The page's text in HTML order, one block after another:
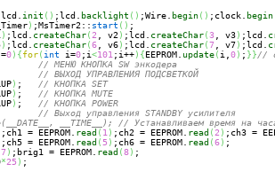
init ( ) ;lcd. backlight ( ) ;Wire. begin( ) ;clock. begin
) ;MsTimer2:: start ( ) ;
) ;lcd. createChar(2 , v2 ) ;lcd. createChar(3 , v3) ;lcd.
) ;lcd. createChar(6 , v6) ;lcd. createChar(7 , v7) ;lcd.
=0) {for( int i=0;i<101 ;i++) {EEPROM. update( i, 0) ; }}//
// МЕНЮ КНОПКА SW энкодера
// ВЫХОД УПРАВЛЕНИЯ ПОДСВЕТКОЙ
) ; // КНОПКА SET
) ; // КНОПКА MUTE
) ; // КНОПКА POWER
// Выход управления STANDBY усилителя
__TIME__); // Устанавливаем время на
;ch1 = EEPROM. read ( 1 ) ;ch2 = EEPROM. read (2 ) ;ch3 =
;ch5 = EEPROM. read ( 5) ;ch6 = EEPROM. read (6) ;
7) ;brig1 = EEPROM. read (8) ;
*25) ;